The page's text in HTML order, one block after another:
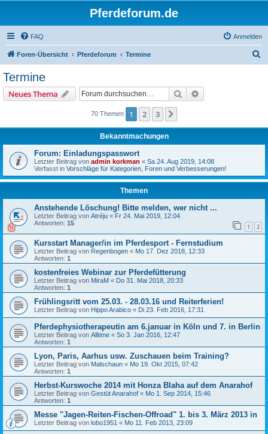
Pferdeforum.de
FAQ Anmelden
Foren-Übersicht Pferdeforum Termine
Termine
Neues Thema Suche
70 Themen 1 2 3
Bekanntmachungen
Forum: Einladungspasswort
Letzter Beitrag von admin korkman « Sa 24. Aug 2019, 14:08
Verfasst in Vorschläge für Kategorien, Foren und Verbesserungen!
Themen
Anstehende Löschung! Bitte melden, wer nicht ...
Letzter Beitrag von Atréju « Fr 24. Mai 2019, 12:04
Antworten: 15 1 2
Kursstart Manager/in im Pferdesport - Fernstudium
Letzter Beitrag von Regenbogen « Mo 17. Dez 2018, 12:33
Antworten: 1
kostenfreies Webinar zur Pferdefütterung
Letzter Beitrag von MiraM « Do 31. Mai 2018, 20:33
Antworten: 1
Frühlingsritt vom 25.03. - 28.03.16 und Reiterferien!
Letzter Beitrag von Hippo Arabico « Di 23. Feb 2016, 17:31
Pferdephysiotherapeutin am 6.januar in Köln und 7. in Berlin
Letzter Beitrag von Alltime « So 3. Jan 2016, 12:47
Antworten: 1
Lyon, Paris, Aarhus usw. Zuschauen beim Training?
Letzter Beitrag von Malschaun « Mo 19. Okt 2015, 07:42
Antworten: 1
Herbst-Kurswoche 2014 mit Honza Blaha auf dem Anarahof
Letzter Beitrag von Gestüt Anarahof « Mo 1. Sep 2014, 15:46
Antworten: 1
Messe "Jagen-Reiten-Fischen-Offroad" 1. bis 3. März 2013 in
Letzter Beitrag von lobo1951 « Mo 11. Feb 2013, 23:09